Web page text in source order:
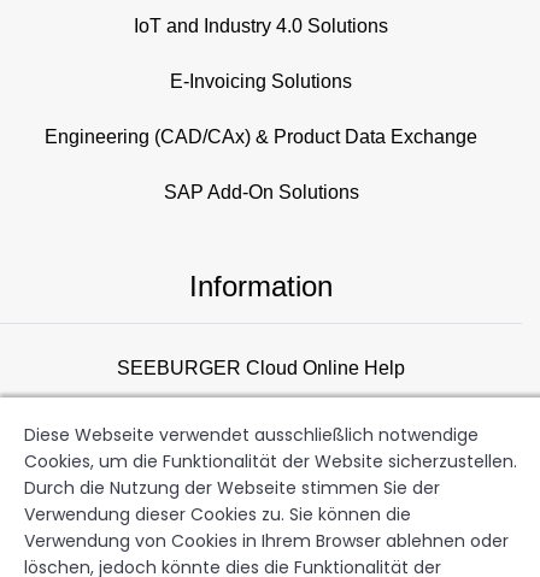
IoT and Industry 4.0 Solutions
E-Invoicing Solutions
Engineering (CAD/CAx) & Product Data Exchange
SAP Add-On Solutions
Information
SEEBURGER Cloud Online Help
Consulting Overview
Support
Newsletter
Diese Webseite verwendet ausschließlich notwendige
Cookies, um die Funktionalität der Website sicherzustellen.
Durch die Nutzung der Webseite stimmen Sie der
Verwendung dieser Cookies zu. Sie können die
Verwendung von Cookies in Ihrem Browser ablehnen oder
löschen, jedoch könnte dies die Funktionalität der